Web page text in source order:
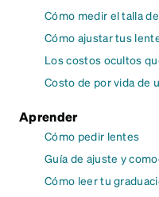
Cómo medir el talla
Cómo ajustar tus
Los costos ocultos
Costo de por vida de
Aprender
Cómo pedir lentes
Guía de ajuste y
Cómo leer tu